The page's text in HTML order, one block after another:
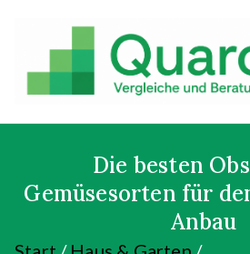
springen
Die besten
Gemüsesorten für
Anbau